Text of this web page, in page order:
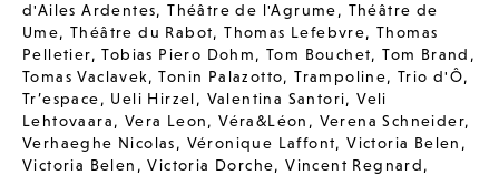
d'Ailes Ardentes,Théâtre de l'Agrume, Théâtre de
Ume,Théâtre du Rabot,Thomas Lefebvre,Thomas
Pelletier,Tobias Piero Dohm,Tom Bouchet,Tom Brand ,
Tomas Vaclavek,Tonin Palazotto,Trampoline,Trio d'Ô,
Tr’espace, Ueli Hirzel, Valentina Santori,Veli
Lehtovaara, Vera Leon,Véra&Léon , Verena Schneider,
Verhaeghe Nicolas, Véronique Laffont,Victoria Belen ,
Victoria Belen ,Victoria Dorche,Vincent Regnard,